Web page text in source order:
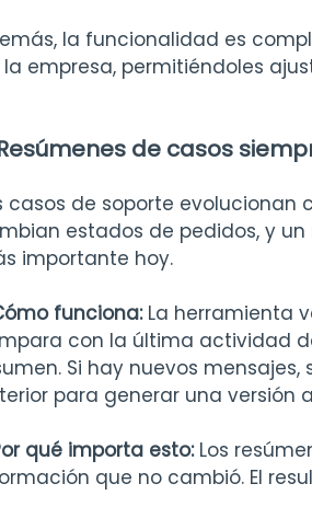
la funcionalidad es
la empresa, permitiéndoles
de casos
casos de soporte evolucionan
estados de pedidos, y
importante hoy.
funciona: La herramienta
con la última actividad
Si hay nuevos
para generar una versión
qué importa esto: Los
que no cambió. El